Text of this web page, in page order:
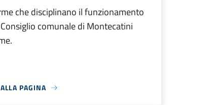
che disciplinano il funzionamento
comunale di Montecatini
PAGINA